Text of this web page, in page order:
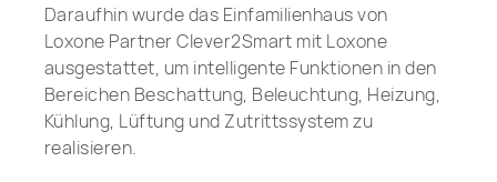
Daraufhin wurde das Einfamilienhaus von
Loxone Partner Clever2Smart mit Loxone
ausgestattet, um intelligente Funktionen in den
Bereichen Beschattung, Beleuchtung, Heizung,
Kühlung, Lüftung und Zutrittssystem zu
realisieren.